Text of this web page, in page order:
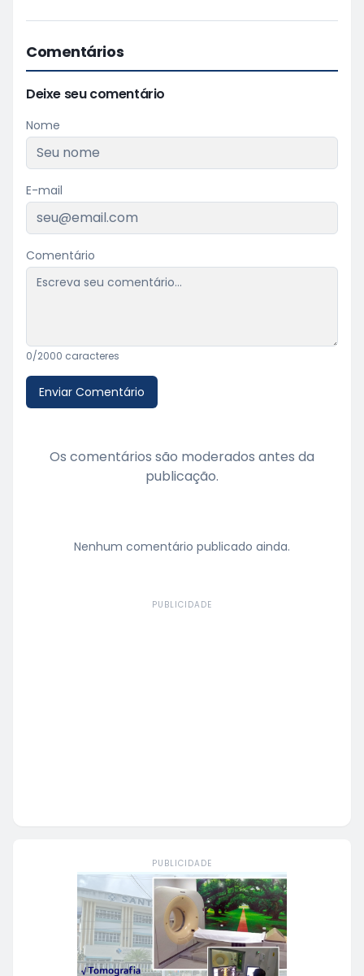
Comentários
Deixe seu comentário
Nome
E-mail
Comentário
0/2000 caracteres
Enviar Comentário
Os comentários são moderados antes da
publicação.
Nenhum comentário publicado ainda.
PUBLICIDADE
PUBLICIDADE